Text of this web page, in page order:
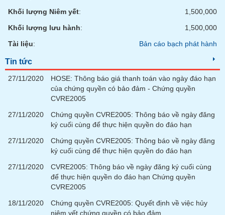
Khối lượng Niêm yết:
1,500,000
Khối lượng lưu hành:
1,500,000
Tài liệu: Bản cáo bạch phát hành
Tin tức
27/11/2020
HOSE: Thông báo giá thanh toán vào ngày đáo hạn
của chứng quyền có bảo đảm - Chứng quyền
CVRE2005
27/11/2020
Chứng quyền CVRE2005: Thông báo về ngày đăng
ký cuối cùng để thực hiện quyền do đáo hạn
27/11/2020
Chứng quyền CVRE2005: Thông báo về ngày đăng
ký cuối cùng để thực hiện quyền do đáo hạn
27/11/2020
CVRE2005: Thông báo về ngày đăng ký cuối cùng
để thực hiện quyền do đáo hạn Chứng quyền
CVRE2005
18/11/2020
Chứng quyền CVRE2005: Quyết định về việc hủy
niêm yết chứng quyền có bảo đảm
(-)
Thuật
(-)
Đào
tài